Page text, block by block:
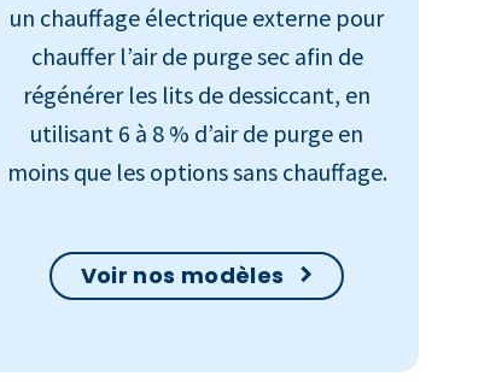
un chauffage électrique externe pour
chauffer l’air de purge sec afin de
régénérer les lits de dessiccant, en
utilisant 6 à 8 % d’air de purge en
moins que les options sans chauffage.
Voir nos modèles